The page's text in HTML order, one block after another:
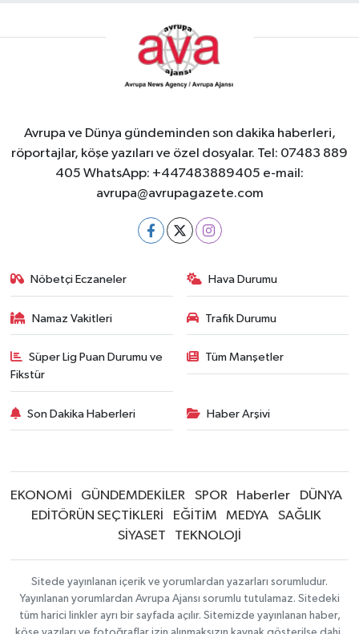
Avrupa ve Dünya gündeminden son dakika haberleri,
röportajlar, köşe yazıları ve özel dosyalar. Tel: 07483 889
405 WhatsApp: +447483889405 e-mail:
avrupa@avrupagazete.com
Nöbetçi Eczaneler Hava Durumu
Namaz Vakitleri Trafik Durumu
Süper Lig Puan Durumu ve
Fikstür
Tüm Manşetler
Son Dakika Haberleri Haber Arşivi
EKONOMİ GÜNDEMDEKİLER SPOR Haberler
DÜNYA
EDİTÖRÜN SEÇTİKLERİ
EĞİTİM MEDYA
SAĞLIK
SİYASET
TEKNOLOJİ
Sitede yayınlanan içerik ve yorumlardan yazarları sorumludur.
Yayınlanan yorumlardan Avrupa Ajansı sorumlu tutulamaz. Sitedeki
tüm harici linkler ayrı bir sayfada açılır. Sitemizde yayınlanan haber,